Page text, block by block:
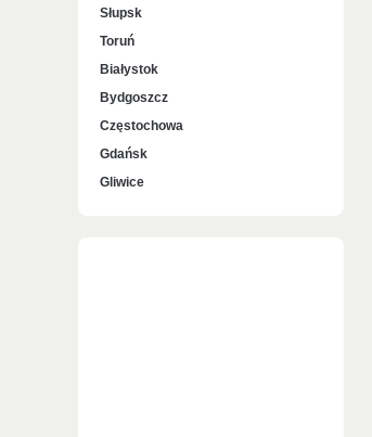
Słupsk
Toruń
Białystok
Bydgoszcz
Częstochowa
Gdańsk
Gliwice